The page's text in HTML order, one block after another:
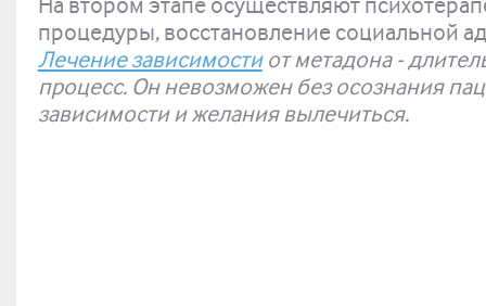
На втором этапе осуществляют
процедуры, восстановление социальной
Лечение зависимостиот метадона -
процесс. Он невозможен без осознания
зависимости и желания вылечиться.